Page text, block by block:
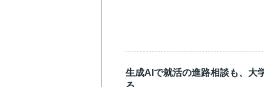
生成AIで就活の進路相談も、大